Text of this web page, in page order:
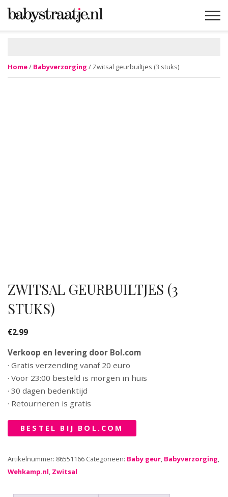
Home/ Babyverzorging / Zwitsal geurbuiltjes (3 stuks)
ZWITSAL GEURBUILTJES (3
STUKS)
€2.99
Verkoop en levering door Bol.com
· Gratis verzending vanaf 20 euro
· Voor 23:00 besteld is morgen in huis
· 30 dagen bedenktijd
· Retourneren is gratis
BESTEL BIJ BOL.COM
Artikelnummer: 86551166 Categorieën: Baby geur, Babyverzorging,
Wehkamp.nl, Zwitsal